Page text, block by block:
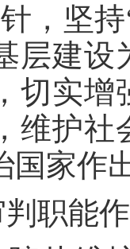
，坚
层建设
切实增
维护社
国家作
判职能